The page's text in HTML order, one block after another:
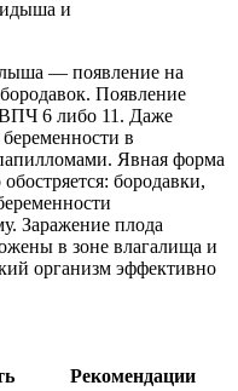
и
— появление на
Появление
6 либо 11. Даже
в
Явная форма
бородавки,
Заражение плода
в зоне влагалища и
организм эффективно
Рекомендации